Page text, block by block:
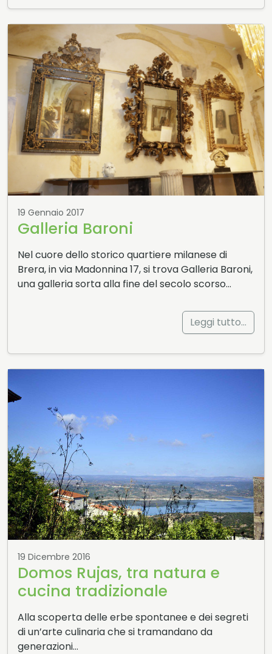
19 Gennaio 2017
Galleria Baroni
Nel cuore dello storico quartiere milanese di
Brera, in via Madonnina 17, si trova Galleria Baroni,
una galleria sorta alla fine del secolo scorso…
Leggi tutto…
19 Dicembre 2016
Domos Rujas, tra natura e
cucina tradizionale
Alla scoperta delle erbe spontanee e dei segreti
di un’arte culinaria che si tramandano da
generazioni…